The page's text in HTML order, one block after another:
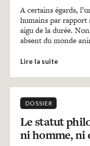
Recherches
Entretiens
Colloque
DOSSIER
Le statut
ni homme, ni
A certains égards,
humains par rapport
aigu de la durée.
absent du monde
Lire la suite